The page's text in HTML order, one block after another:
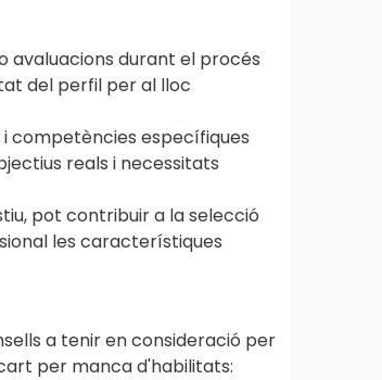
avaluacions durant el procés
del perfil per al lloc
competències específiques
reals i necessitats
pot contribuir a la selecció
les característiques
a tenir en consideració per
per manca d'habilitats: